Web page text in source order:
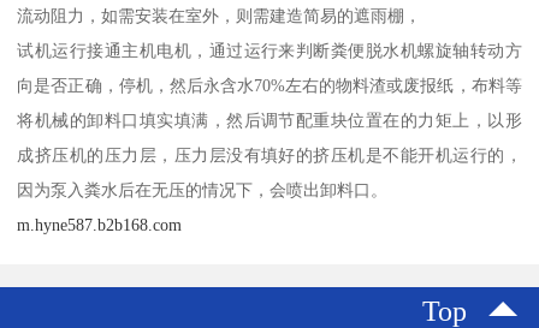
流动阻力，如需安装在室外，则需建造简易的遮雨棚，
试机运行接通主机电机，通过运行来判断粪便脱水机螺旋轴转动方
向是否正确，停机，然后永含水70%左右的物料渣或废报纸，布料等
将机械的卸料口填实填满，然后调节配重块位置在的力矩上，以形
成挤压机的压力层，压力层没有填好的挤压机是不能开机运行的，
因为泵入粪水后在无压的情况下，会喷出卸料口。
m.hyne587.b2b168.com
Top